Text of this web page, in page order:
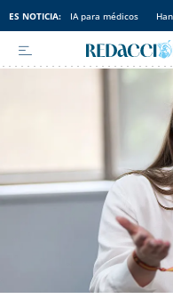
ES NOTICIA: IA para médicos